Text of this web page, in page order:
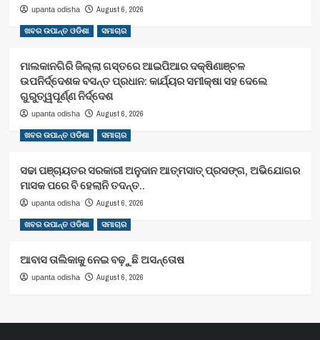
upanta odisha August 6, 2026
ଖବର ଉପାନ୍ତ ଓଡିଶା ସମାଚାର
ମାଲକାନଗିରି ଜିଲ୍ଲା ଗସ୍ତରେ ଆଇପିଆର ଦକ୍ଷିଣାଞ୍ଚଳ
ଉପନିର୍ଦ୍ଦେଶକ ବସନ୍ତ ପ୍ରଧାନ: କାର୍ଯ୍ୟର ସମୀକ୍ଷା ସହ ଦେଲେ
ଗୁରୁତ୍ୱପୂର୍ଣ୍ଣ ନିର୍ଦ୍ଦେଶ
upanta odisha August 6, 2026
ଖବର ଉପାନ୍ତ ଓଡିଶା ସମାଚାର
ସଢା ପଞ୍ଚାୟତର ସରକାରୀ ଅନୁଦାନ ଆତ୍ମସାତ୍ ପ୍ରସଙ୍ଗ, ଅଭିଯୋଗର
ମାସକ ପରେ ବି ହେଲାନି ତଦନ୍ତ..
upanta odisha August 6, 2026
ଖବର ଉପାନ୍ତ ଓଡିଶା ସମାଚାର
ଆବାସ ତାଲିକାକୁ ନେଇ ବଢ଼ୁଛି ଅସନ୍ତୋଷ
upanta odisha August 6, 2026